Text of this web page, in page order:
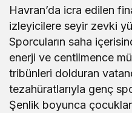
Havran’da icra edilen
izleyicilere seyir zevki
Sporcuların saha
enerji ve centilmence
tribünleri dolduran
tezahüratlarıyla genç
Şenlik boyunca